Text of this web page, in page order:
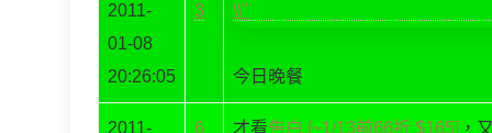
2011-
01-08
20:26:05
3
今日晚餐
2011-
6 才看告白 [~1/13前66折 $165] ，